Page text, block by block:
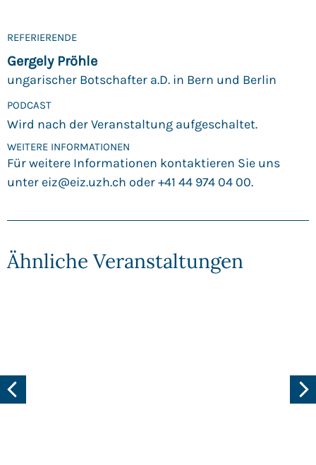
REFERIERENDE
Gergely Pröhle
ungarischer Botschafter a.D. in Bern und Berlin
PODCAST
Wird nach der Veranstaltung aufgeschaltet.
WEITERE INFORMATIONEN
Für weitere Informationen kontaktieren Sie uns
unter eiz@eiz.uzh.ch oder +41 44 974 04 00.
Ähnliche Veranstaltungen